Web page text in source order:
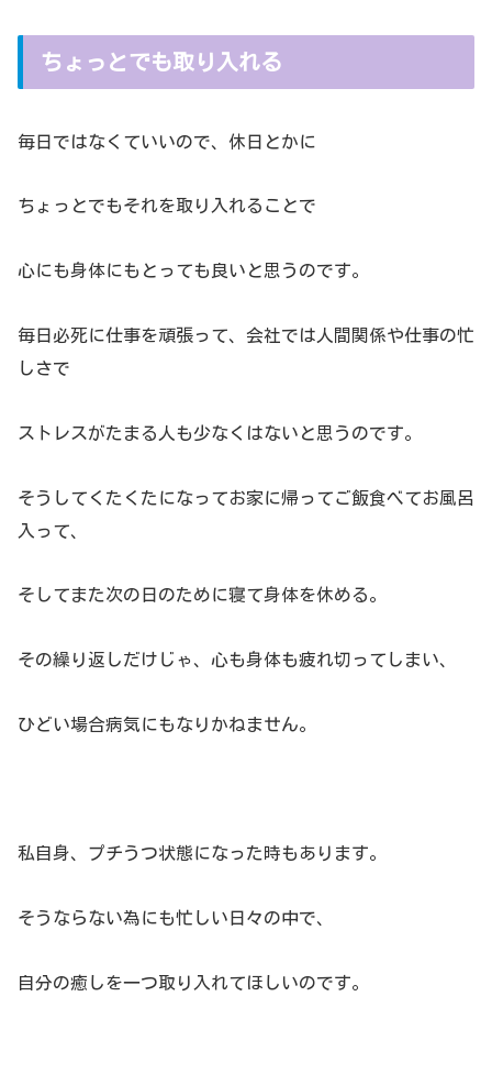
ちょっとでも取り入れる
毎日ではなくていいので、休日とかに
ちょっとでもそれを取り入れることで
心にも身体にもとっても良いと思うのです。
毎日必死に仕事を頑張って、会社では人間関係や仕事の忙
しさで
ストレスがたまる人も少なくはないと思うのです。
そうしてくたくたになってお家に帰ってご飯食べてお風呂
入って、
そしてまた次の日のために寝て身体を休める。
その繰り返しだけじゃ、心も身体も疲れ切ってしまい、
ひどい場合病気にもなりかねません。
私自身、プチうつ状態になった時もあります。
そうならない為にも忙しい日々の中で、
自分の癒しを一つ取り入れてほしいのです。